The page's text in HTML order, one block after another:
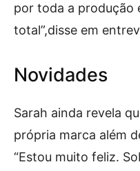
por toda a produção
total”,disse em
Novidades
Sarah ainda revela
própria marca além
“Estou muito feliz.